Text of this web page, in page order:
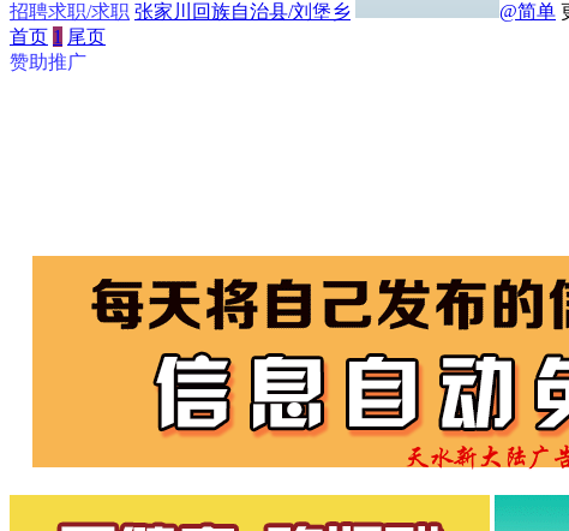
招聘求职/求职 张家川回族自治县/刘堡乡 @简单
首页 1 尾页
赞助推广